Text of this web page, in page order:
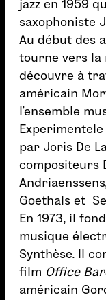
jazz en 1959
saxophoniste
Au début des
tourne vers la
découvre à
américain
l’ensemble
Experimentele
par Joris De
compositeurs
Goethals et
En 1973, il
musique
Synthèse. Il
film Office
américain